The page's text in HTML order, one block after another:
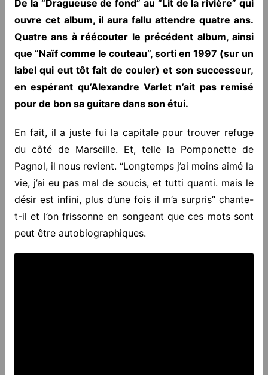
De la “Dragueuse de fond” au “Lit de la rivière” qui
ouvre cet album, il aura fallu attendre quatre ans.
Quatre ans à réécouter le précédent album, ainsi
que “Naïf comme le couteau”, sorti en 1997 (sur un
label qui eut tôt fait de couler) et son successeur,
en espérant qu’Alexandre Varlet n’ait pas remisé
pour de bon sa guitare dans son étui.
En fait, il a juste fui la capitale pour trouver refuge
du côté de Marseille. Et, telle la Pomponette de
Pagnol, il nous revient. “Longtemps j’ai moins aimé la
vie, j’ai eu pas mal de soucis, et tutti quanti. mais le
désir est infini, plus d’une fois il m’a surpris” chante-
t-il et l’on frissonne en songeant que ces mots sont
peut être autobiographiques.